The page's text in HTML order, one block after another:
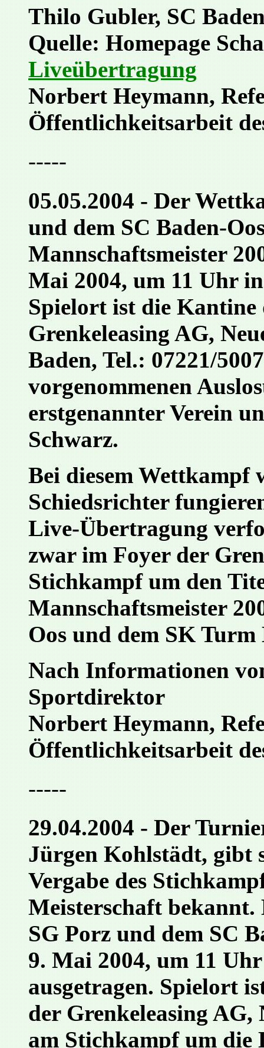
Thilo Gubler, SC
Quelle: Homepage
Liveübertragung
Norbert Heymann,
Öffentlichkeitsarbeit
-----
05.05.2004 - Der
und dem SC Baden-
Mannschaftsmeister
Mai 2004, um 11 Uhr
Spielort ist die Kantine
Grenkeleasing AG,
Baden, Tel.: 07221/
vorgenommenen
erstgenannter Verein
Schwarz.
Bei diesem
Schiedsrichter
Live-Übertragung
zwar im Foyer der
Stichkampf um den
Mannschaftsmeister
Oos und dem SK Turm
Nach Informationen
Sportdirektor
Norbert Heymann,
Öffentlichkeitsarbeit
-----
29.04.2004 - Der
Jürgen Kohlstädt, gibt
Vergabe des
Meisterschaft bekannt.
SG Porz und dem SC
9. Mai 2004, um 11
ausgetragen. Spielort
der Grenkeleasing
am Stichkampf um die